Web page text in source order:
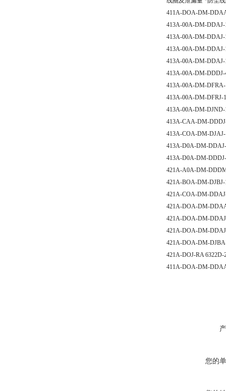
411A-DOA-DM-
413A-00A-DM-DDAJ-
413A-00A-DM-DDAJ-
413A-00A-DM-DDAJ-
413A-00A-DM-DDAJ-
413A-00A-DM-DDDJ-
413A-00A-DM-
413A-00A-DM-DFRJ-
413A-00A-DM-DJND-
413A-CAA-DM-
413A-COA-DM-
413A-D0A-DM-DDAJ-
413A-D0A-DM-
421A-A0A-DM-
421A-BOA-DM-DJBJ-
421A-COA-DM-
421A-DOA-DM-
421A-DOA-DM-
421A-DOA-DM-
421A-DOA-DM-
421A-DOJ-RA
411A-DOA-DM-
您的